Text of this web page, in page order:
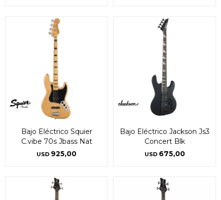
Bajo Eléctrico Squier
C.vibe 70s Jbass Nat
USD 925,00
Bajo Eléctrico Jackson Js3
Concert Blk
USD 675,00